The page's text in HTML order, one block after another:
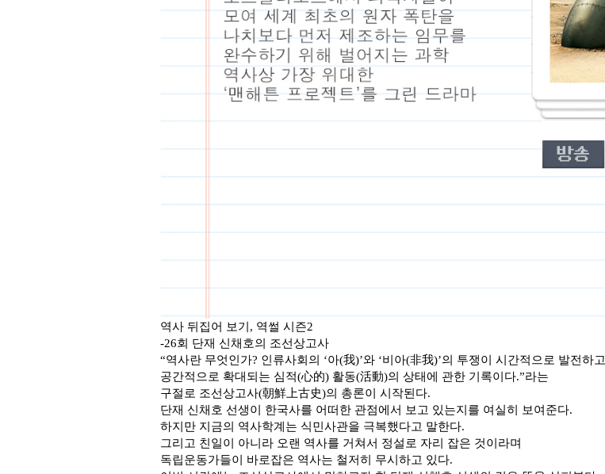
역사 뒤집어 보기 , 역썰 시즌2
-26회 단재 신채호의 조선상고사
“역사란 무엇인가? 인류사회의 ‘아(我)’와 ‘비아(非我)’의 투쟁이 시간적으로 발전하고
공간적으로 확대되는 심적(心的) 활동(活動)의 상태에 관한 기록이다.”라는
구절로 조선상고사(朝鮮上古史)의 총론이 시작된다.
단재 신채호 선생이 한국사를 어떠한 관점에서 보고 있는지를 여실히 보여준다.
하지만 지금의 역사학계는 식민사관을 극복했다고 말한다.
그리고 친일이 아니라 오랜 역사를 거쳐서 정설로 자리 잡은 것이라며
독립운동가들이 바로잡은 역사는 철저히 무시하고 있다.